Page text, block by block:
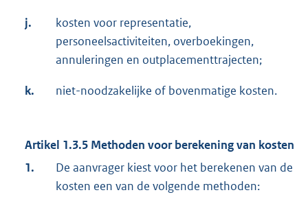
j.
kosten voor representatie,
personeelsactiviteiten, overboekingen,
annuleringen en outplacementtrajecten;
k. niet-noodzakelijke of bovenmatige kosten.
Artikel 1.3.5 Methoden voor berekening van kosten
1.
De aanvrager kiest voor het berekenen van de
kosten een van de volgende methoden: